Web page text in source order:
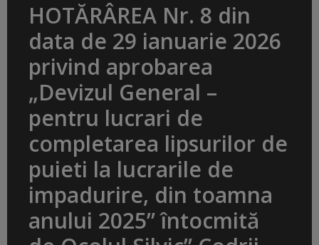
HOTĂRÂREA Nr. 8 din
data de 29 ianuarie 2026
privind aprobarea
„Devizul General –
pentru lucrari de
completarea lipsurilor de
puieti la lucrarile de
impadurire, din toamna
anului 2025” întocmită